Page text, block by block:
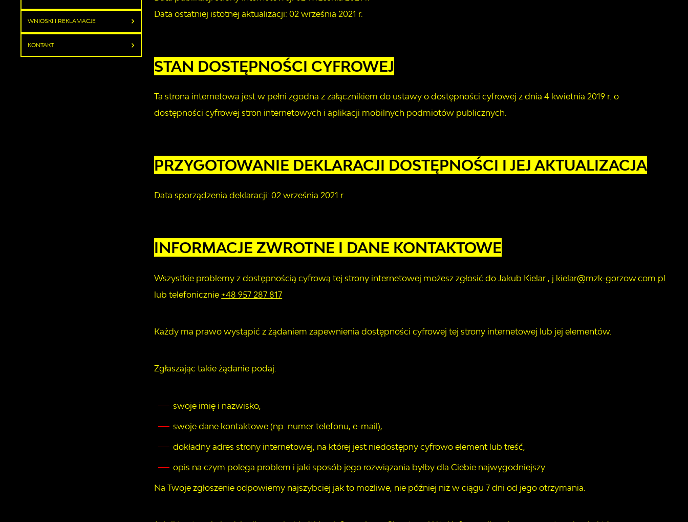
WNIOSKI I REKLAMACJE
KONTAKT
Data ostatniej istotnej aktualizacji:02 września 2021 r.
STAN DOSTĘPNOŚCI CYFROWEJ
Ta strona internetowa jest w pełni zgodna z załącznikiem do ustawy o dostępności cyfrowej z dnia 4 kwietnia 2019 r. o
dostępności cyfrowej stron internetowych i aplikacji mobilnych podmiotów publicznych.
PRZYGOTOWANIE DEKLARACJI DOSTĘPNOŚCI I JEJ AKTUALIZACJA
Data sporządzenia deklaracji:02 września 2021 r.
INFORMACJE ZWROTNE I DANE KONTAKTOWE
Wszystkie problemy z dostępnością cyfrową tej strony internetowej możesz zgłosić doJakub Kielar , j.kielar@mzk-gorzow.com.pl
lub telefonicznie+48 957 287 817
Każdy ma prawo wystąpić z żądaniem zapewnienia dostępności cyfrowej tej strony internetowej lub jej elementów.
Zgłaszając takie żądanie podaj:
swoje imię i nazwisko,
swoje dane kontaktowe (np. numer telefonu, e-mail),
dokładny adres strony internetowej, na której jest niedostępny cyfrowo element lub treść,
opis na czym polega problem i jaki sposób jego rozwiązania byłby dla Ciebie najwygodniejszy.
Na Twoje zgłoszenie odpowiemy najszybciej jak to możliwe, nie później niż w ciągu 7 dni od jego otrzymania.